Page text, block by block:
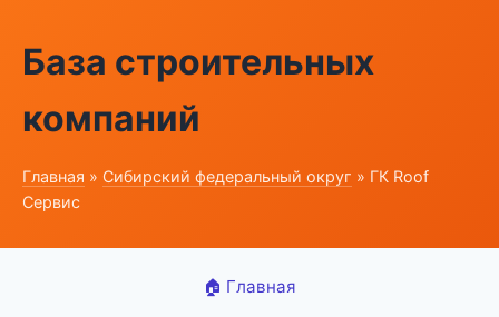
База строительных
компаний
Главная » Сибирский федеральный округ » ГК Roof
Сервис
🏠 Главная